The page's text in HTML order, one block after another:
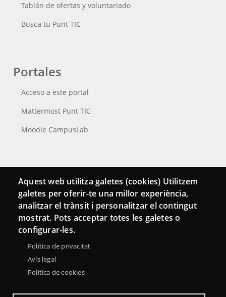
Tablón de ofertas y voluntariado
Busca tu Punt TIC
Portales
Acceso a este portal
Mattermost Punt TIC
Moodle CampusLab
Conecta
Contacto
Hemeroteca
Aquest web utilitza galetes (cookies) Utilitzem
galetes per oferir-te una millor experiència,
analitzar el trànsit i personalitzar el contingut
mostrat. Pots acceptar totes les galetes o
configurar-les.
Política de privacitat
Avís legal
Política de cookies